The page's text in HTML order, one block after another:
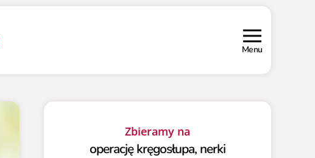
Menu
Zbieramy na
operację kręgosłupa, nerki